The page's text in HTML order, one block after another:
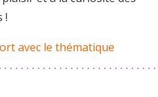
!
avec le thématique